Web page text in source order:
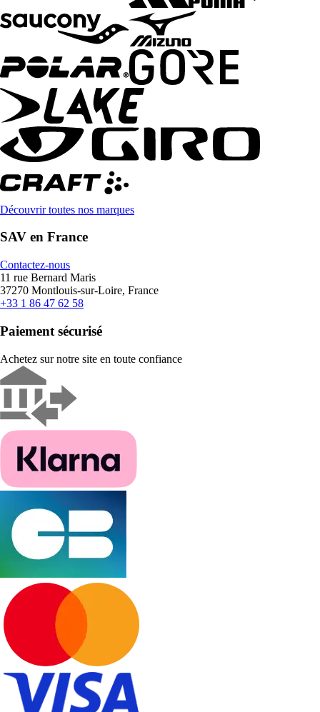
Découvrir toutes nos marques
SAV en France
Contactez-nous
11 rue Bernard Maris
37270 Montlouis-sur-Loire, France
+33 1 86 47 62 58
Paiement sécurisé
Achetez sur notre site en toute confiance